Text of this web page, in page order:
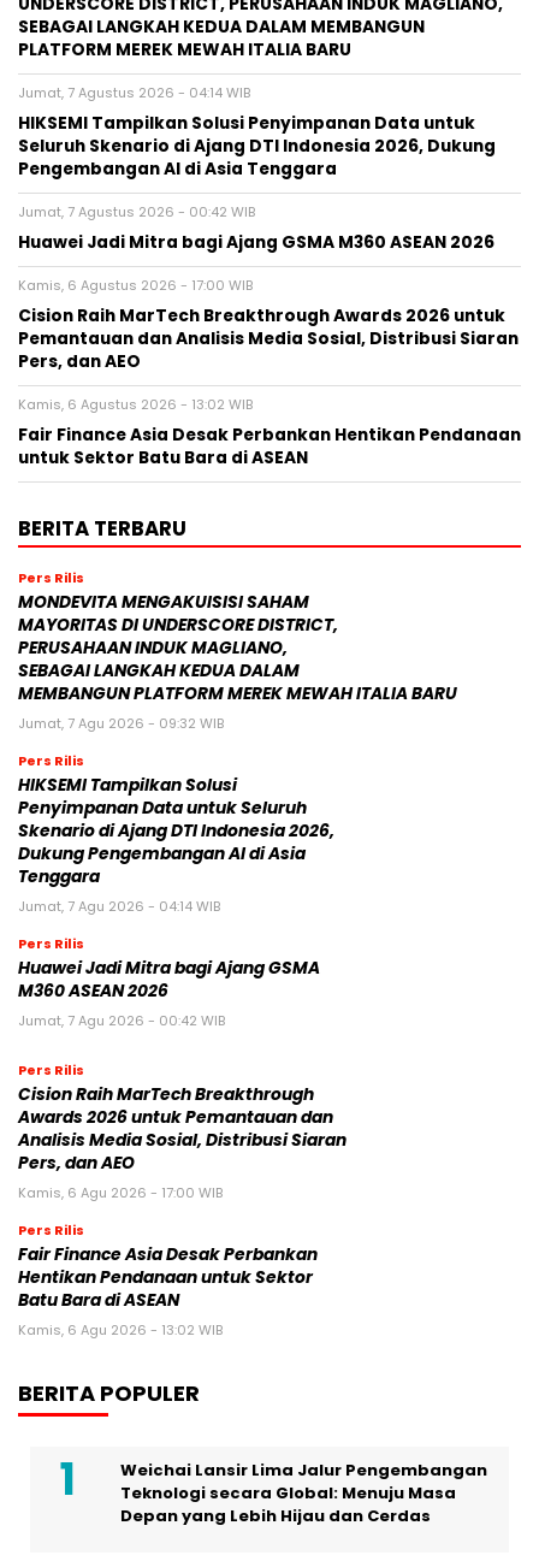
SEBAGAI LANGKAH KEDUA DALAM MEMBANGUN
PLATFORM MEREK MEWAH ITALIA BARU
Jumat, 7 Agustus 2026 - 04:14 WIB
HIKSEMI Tampilkan Solusi Penyimpanan Data untuk
Seluruh Skenario di Ajang DTI Indonesia 2026, Dukung
Pengembangan AI di Asia Tenggara
Jumat, 7 Agustus 2026 - 00:42 WIB
Huawei Jadi Mitra bagi Ajang GSMA M360 ASEAN 2026
Kamis, 6 Agustus 2026 - 17:00 WIB
Cision Raih MarTech Breakthrough Awards 2026 untuk
Pemantauan dan Analisis Media Sosial, Distribusi Siaran
Pers, dan AEO
Kamis, 6 Agustus 2026 - 13:02 WIB
Fair Finance Asia Desak Perbankan Hentikan Pendanaan
untuk Sektor Batu Bara di ASEAN
BERITA TERBARU
Pers Rilis
MONDEVITA MENGAKUISISI SAHAM
MAYORITAS DI UNDERSCORE DISTRICT,
PERUSAHAAN INDUK MAGLIANO,
SEBAGAI LANGKAH KEDUA DALAM
MEMBANGUN PLATFORM MEREK MEWAH ITALIA BARU
Jumat, 7 Agu 2026 - 09:32 WIB
Pers Rilis
HIKSEMI Tampilkan Solusi
Penyimpanan Data untuk Seluruh
Skenario di Ajang DTI Indonesia 2026,
Dukung Pengembangan AI di Asia
Tenggara
Jumat, 7 Agu 2026 - 04:14 WIB
Pers Rilis
Huawei Jadi Mitra bagi Ajang GSMA
M360 ASEAN 2026
Jumat, 7 Agu 2026 - 00:42 WIB
Pers Rilis
Cision Raih MarTech Breakthrough
Awards 2026 untuk Pemantauan dan
Analisis Media Sosial, Distribusi Siaran
Pers, dan AEO
Kamis, 6 Agu 2026 - 17:00 WIB
Pers Rilis
Fair Finance Asia Desak Perbankan
Hentikan Pendanaan untuk Sektor
Batu Bara di ASEAN
Kamis, 6 Agu 2026 - 13:02 WIB
BERITA POPULER
Weichai Lansir Lima Jalur Pengembangan
Teknologi secara Global: Menuju Masa
Depan yang Lebih Hijau dan Cerdas